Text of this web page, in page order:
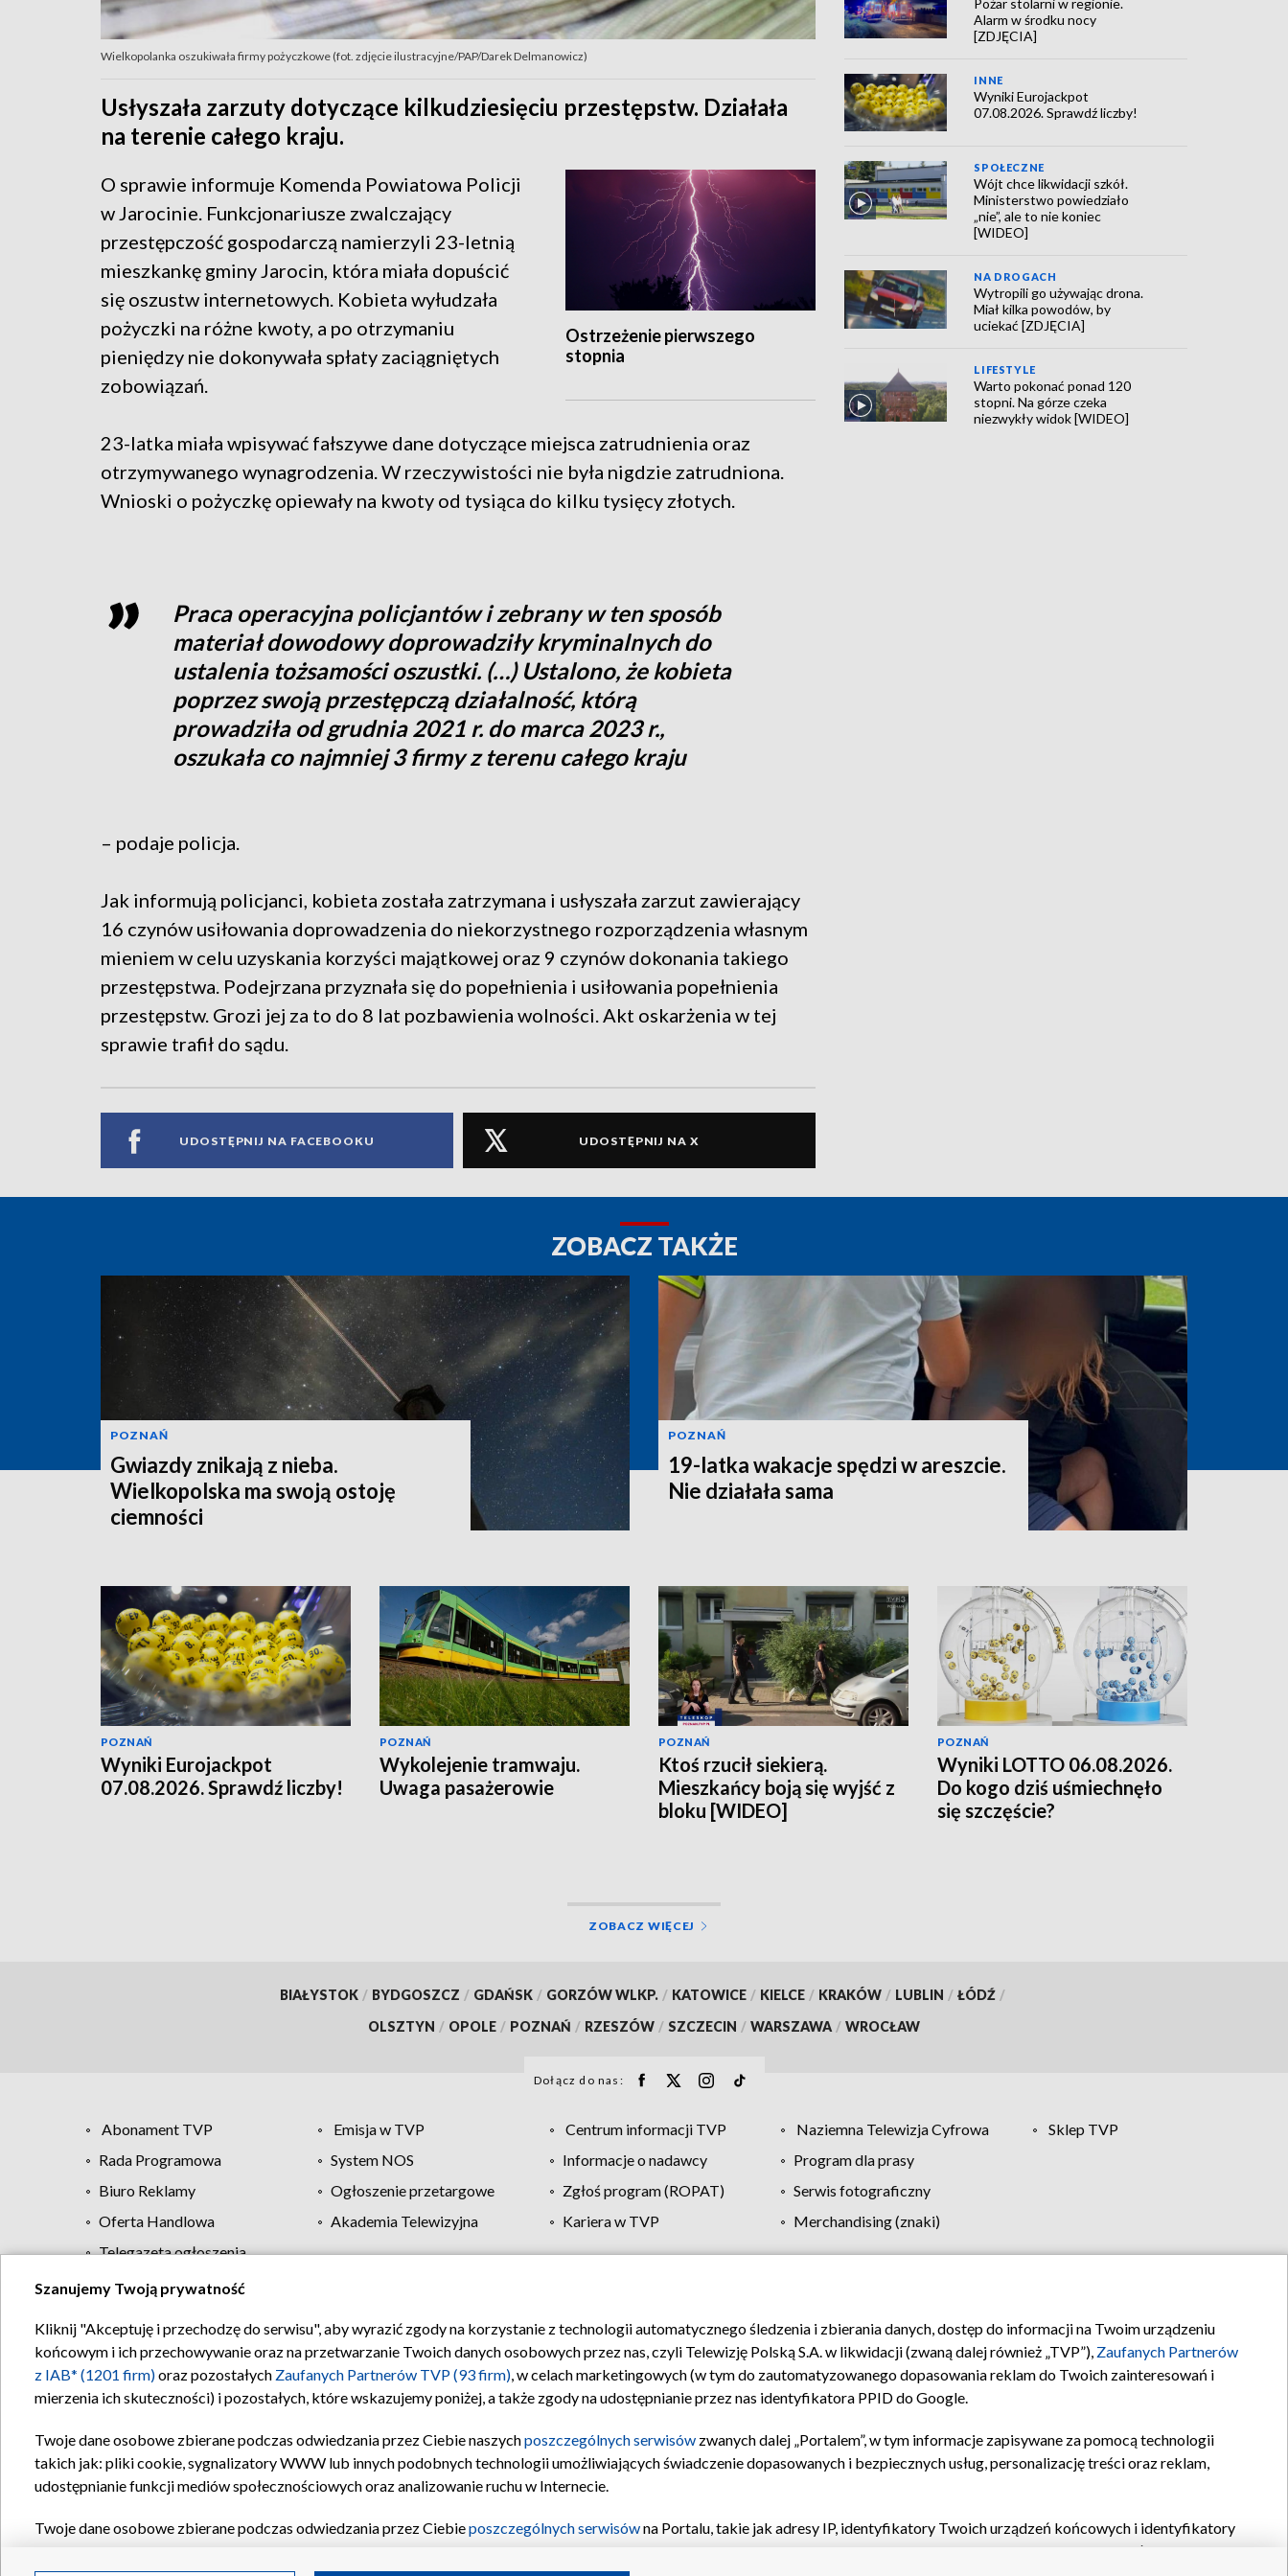
Wielkopolanka oszukiwała firmy pożyczkowe (fot. zdjęcie ilustracyjne/PAP/Darek Delmanowicz)
Usłyszała zarzuty dotyczące kilkudziesięciu przestępstw. Działała
na terenie całego kraju.
Ostrzeżenie pierwszego
stopnia
O sprawie informuje Komenda Powiatowa Policji
w Jarocinie. Funkcjonariusze zwalczający
przestępczość gospodarczą namierzyli 23-letnią
mieszkankę gminy Jarocin, która miała dopuścić
się oszustw internetowych. Kobieta wyłudzała
pożyczki na różne kwoty, a po otrzymaniu
pieniędzy nie dokonywała spłaty zaciągniętych
zobowiązań.
23-latka miała wpisywać fałszywe dane dotyczące miejsca zatrudnienia oraz
otrzymywanego wynagrodzenia. W rzeczywistości nie była nigdzie zatrudniona.
Wnioski o pożyczkę opiewały na kwoty od tysiąca do kilku tysięcy złotych.
Praca operacyjna policjantów i zebrany w ten sposób
materiał dowodowy doprowadziły kryminalnych do
ustalenia tożsamości oszustki. (…) Ustalono, że kobieta
poprzez swoją przestępczą działalność, którą
prowadziła od grudnia 2021 r. do marca 2023 r.,
oszukała co najmniej 3 firmy z terenu całego kraju
– podaje policja.
Jak informują policjanci, kobieta została zatrzymana i usłyszała zarzut zawierający
16 czynów usiłowania doprowadzenia do niekorzystnego rozporządzenia własnym
mieniem w celu uzyskania korzyści majątkowej oraz 9 czynów dokonania takiego
przestępstwa. Podejrzana przyznała się do popełnienia i usiłowania popełnienia
przestępstw. Grozi jej za to do 8 lat pozbawienia wolności. Akt oskarżenia w tej
sprawie trafił do sądu.
UDOSTĘPNIJ NA FACEBOOKU UDOSTĘPNIJ NA X
Alarm w środku nocy
[ZDJĘCIA]
INNE
Wyniki Eurojackpot
07.08.2026. Sprawdź liczby!
SPOŁECZNE
Wójt chce likwidacji szkół.
Ministerstwo powiedziało
„nie”, ale to nie koniec
[WIDEO]
NA DROGACH
Wytropili go używając drona.
Miał kilka powodów, by
uciekać [ZDJĘCIA]
LIFESTYLE
Warto pokonać ponad 120
stopni. Na górze czeka
niezwykły widok [WIDEO]
ZOBACZ TAKŻE
POZNAŃ
Gwiazdy znikają z nieba.
Wielkopolska ma swoją ostoję
ciemności
POZNAŃ
19-latka wakacje spędzi w areszcie.
Nie działała sama
POZNAŃ
Wyniki Eurojackpot
07.08.2026. Sprawdź liczby!
POZNAŃ
Wykolejenie tramwaju.
Uwaga pasażerowie
POZNAŃ
Ktoś rzucił siekierą.
Mieszkańcy boją się wyjść z
bloku [WIDEO]
POZNAŃ
Wyniki LOTTO 06.08.2026.
Do kogo dziś uśmiechnęło
się szczęście?
ZOBACZ WIĘCEJ
BIAŁYSTOK / BYDGOSZCZ / GDAŃSK / GORZÓW WLKP. / KATOWICE / KIELCE / KRAKÓW / LUBLIN / ŁÓDŹ /
OLSZTYN / OPOLE / POZNAŃ / RZESZÓW / SZCZECIN / WARSZAWA / WROCŁAW
Dołącz do nas:
Abonament TVP Emisja w TVP Centrum informacji TVP Naziemna Telewizja Cyfrowa
Sklep TVP
Rada Programowa
System NOS Informacje o nadawcy
Program dla prasy
Biuro Reklamy
Ogłoszenie przetargowe Zgłoś program (ROPAT)
Serwis fotograficzny
Oferta Handlowa
Akademia Telewizyjna Kariera w TVP
Merchandising (znaki)
Telegazeta ogłoszenia
Regulamin TVP Polityka prywatności Moje zgody Pomoc Biuro reklamy Kontakt
Szanujemy Twoją prywatność
Kliknij "Akceptuję i przechodzę do serwisu", aby wyrazić zgody na korzystanie z technologii automatycznego śledzenia i zbierania danych, dostęp do informacji na Twoim urządzeniu
końcowym i ich przechowywanie oraz na przetwarzanie Twoich danych osobowych przez nas, czyli Telewizję Polską S.A. w likwidacji (zwaną dalej również „TVP”), Zaufanych Partnerów
z IAB* (1201 firm)oraz pozostałych Zaufanych Partnerów TVP (93 firm), w celach marketingowych (w tym do zautomatyzowanego dopasowania reklam do Twoich zainteresowań i
mierzenia ich skuteczności) i pozostałych, które wskazujemy poniżej, a także zgody na udostępnianie przez nas identyfikatora PPID do Google.
Twoje dane osobowe zbierane podczas odwiedzania przez Ciebie naszychposzczególnych serwisów zwanych dalej „Portalem”, w tym informacje zapisywane za pomocą technologii
takich jak: pliki cookie, sygnalizatory WWW lub innych podobnych technologii umożliwiających świadczenie dopasowanych i bezpiecznych usług, personalizację treści oraz reklam,
udostępnianie funkcji mediów społecznościowych oraz analizowanie ruchu w Internecie.
Twoje dane osobowe zbierane podczas odwiedzania przez Ciebieposzczególnych serwisówna Portalu, takie jak adresy IP, identyfikatory Twoich urządzeń końcowych i identyfikatory
oraz pozostałych